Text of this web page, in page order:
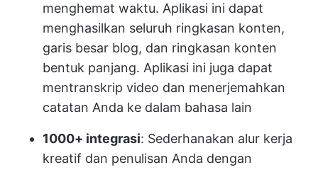
menghemat waktu. Aplikasi ini dapat
menghasilkan seluruh ringkasan konten,
garis besar blog, dan ringkasan konten
bentuk panjang. Aplikasi ini juga dapat
mentranskrip video dan menerjemahkan
catatan Anda ke dalam bahasa lain
1000+ integrasi: Sederhanakan alur kerja
kreatif dan penulisan Anda dengan